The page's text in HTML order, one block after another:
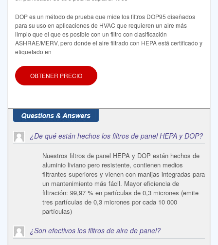
DOP es un método de prueba que mide los filtros DOP95 diseñados
para su uso en aplicaciones de HVAC que requieren un aire más
limpio que el que es posible con un filtro con clasificación
ASHRAE/MERV, pero donde el aire filtrado con HEPA está certificado y
etiquetado en
OBTENER PRECIO
¿De qué están hechos los filtros de panel HEPA y DOP?
Nuestros filtros de panel HEPA y DOP están hechos de
aluminio liviano pero resistente, contienen medios
filtrantes superiores y vienen con manijas integradas para
un mantenimiento más fácil. Mayor eficiencia de
filtración: 99,97 % en partículas de 0,3 micrones (emite
tres partículas de 0,3 micrones por cada 10 000
partículas)
¿Son efectivos los filtros de aire de panel?